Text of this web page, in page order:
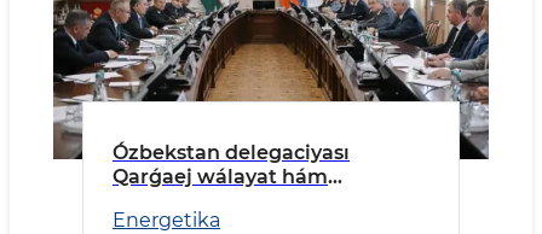
Ózbekstan delegaciyası
Qarǵaej wálayat hám
Energetika